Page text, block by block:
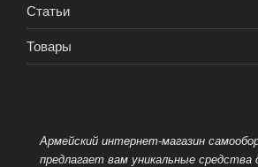
Статьи
Товары
Армейский интернет-магазин
предлагает вам уникальные